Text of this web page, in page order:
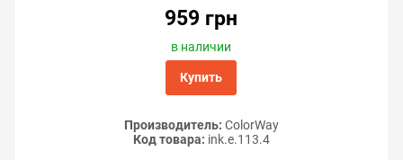
959 грн
в наличии
Купить
Производитель: ColorWay
Код товара: ink.e.113.4